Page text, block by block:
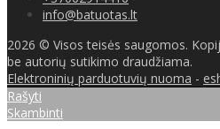
info@batuotas.lt
2026 © Visos teisės saugomos.
be autorių sutikimo draudžiama.
Elektroninių parduotuvių nuoma -
Rašyti
Skambinti